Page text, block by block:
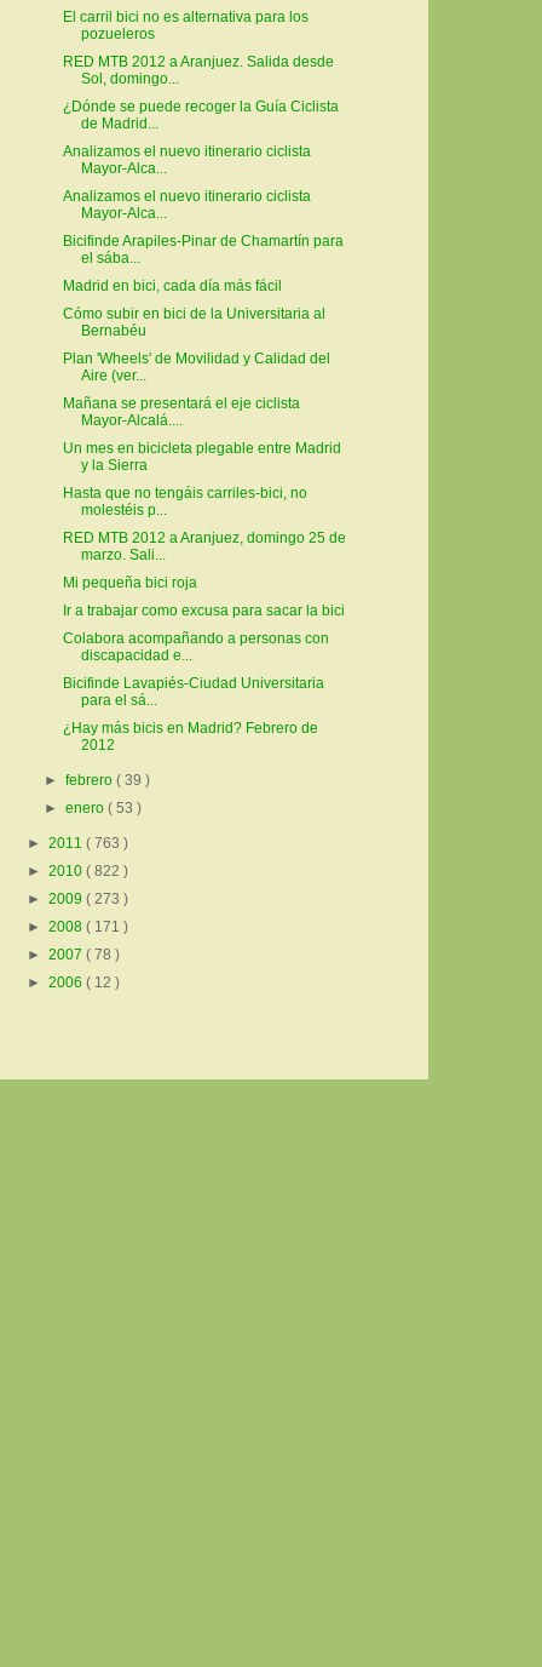
El carril bici no es alternativa para los
pozueleros
RED MTB 2012 a Aranjuez. Salida desde
Sol, domingo...
¿Dónde se puede recoger la Guía Ciclista
de Madrid...
Analizamos el nuevo itinerario ciclista
Mayor-Alca...
Analizamos el nuevo itinerario ciclista
Mayor-Alca...
Bicifinde Arapiles-Pinar de Chamartín para
el sába...
Madrid en bici, cada día más fácil
Cómo subir en bici de la Universitaria al
Bernabéu
Plan 'Wheels' de Movilidad y Calidad del
Aire (ver...
Mañana se presentará el eje ciclista
Mayor-Alcalá....
Un mes en bicicleta plegable entre Madrid
y la Sierra
Hasta que no tengáis carriles-bici, no
molestéis p...
RED MTB 2012 a Aranjuez, domingo 25 de
marzo. Sali...
Mi pequeña bici roja
Ir a trabajar como excusa para sacar la bici
Colabora acompañando a personas con
discapacidad e...
Bicifinde Lavapiés-Ciudad Universitaria
para el sá...
¿Hay más bicis en Madrid? Febrero de
2012
►febrero( 39 )
►enero( 53 )
► 2011 ( 763 )
► 2010 ( 822 )
► 2009 ( 273 )
► 2008 ( 171 )
► 2007 ( 78 )
► 2006 ( 12 )